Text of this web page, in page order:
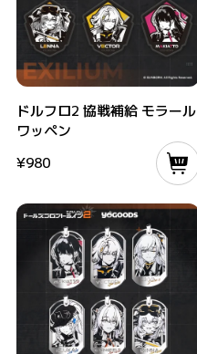
ドルフロ2 協戦補給 モラール
ワッペン
¥980